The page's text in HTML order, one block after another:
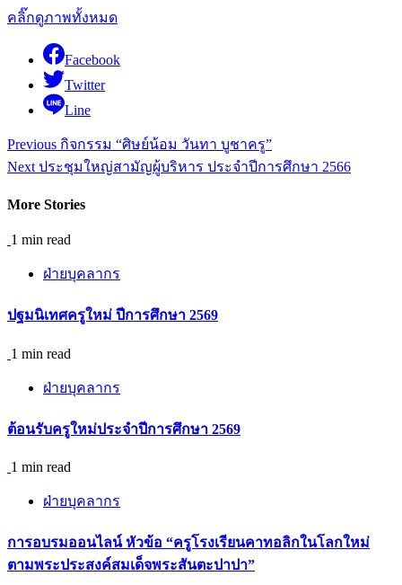
คลิ๊กดูภาพทั้งหมด
Facebook
Twitter
Line
Continue
Reading
Previous กิจกรรม “ศิษย์น้อม วันทา บูชาครู”
Next ประชุมใหญ่สามัญผู้บริหาร ประจำปีการศึกษา 2566
More Stories
1 min read
ฝ่ายบุคลากร
ปฐมนิเทศครูใหม่ ปีการศึกษา 2569
1 min read
ฝ่ายบุคลากร
ต้อนรับครูใหม่ประจำปีการศึกษา 2569
1 min read
ฝ่ายบุคลากร
การอบรมออนไลน์ หัวข้อ “ครูโรงเรียนคาทอลิกในโลกใหม่
ตามพระประสงค์สมเด็จพระสันตะปาปา”